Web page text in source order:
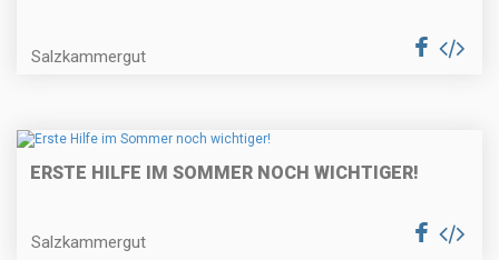
Salzkammergut
ERSTE HILFE IM SOMMER NOCH WICHTIGER!
Salzkammergut